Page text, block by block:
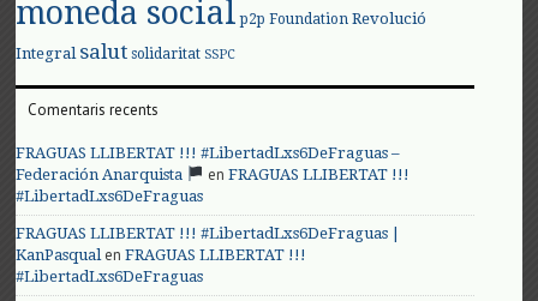
moneda social p2p Foundation Revolució
Integral salut solidaritat SSPC
Comentaris recents
FRAGUAS LLIBERTAT !!! #LibertadLxs6DeFraguas –
Federación Anarquista
enFRAGUAS LLIBERTAT !!!
#LibertadLxs6DeFraguas
FRAGUAS LLIBERTAT !!! #LibertadLxs6DeFraguas |
KanPasqualenFRAGUAS LLIBERTAT !!!
#LibertadLxs6DeFraguas